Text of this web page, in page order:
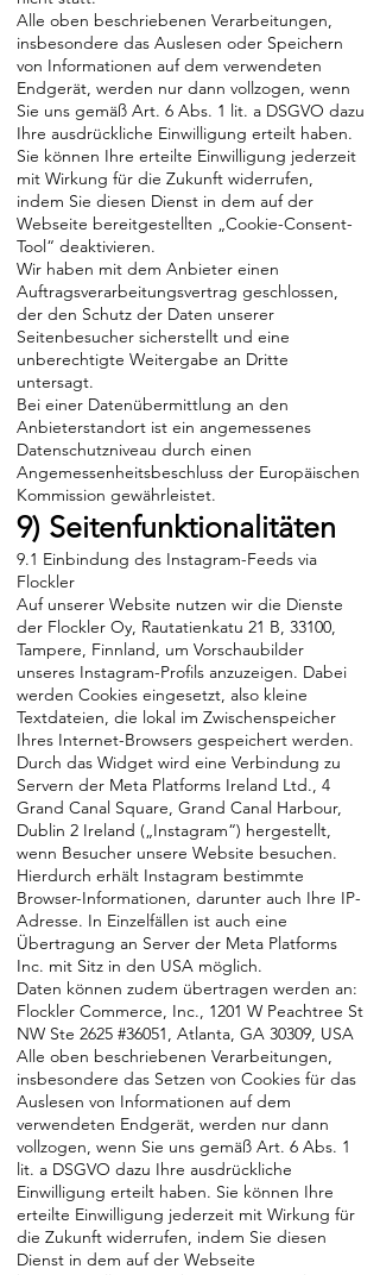
Alle oben beschriebenen Verarbeitungen,
insbesondere das Auslesen oder Speichern
von Informationen auf dem verwendeten
Endgerät, werden nur dann vollzogen, wenn
Sie uns gemäß Art. 6 Abs. 1 lit. a DSGVO dazu
Ihre ausdrückliche Einwilligung erteilt haben.
Sie können Ihre erteilte Einwilligung jederzeit
mit Wirkung für die Zukunft widerrufen,
indem Sie diesen Dienst in dem auf der
Webseite bereitgestellten „Cookie-Consent-
Tool“ deaktivieren.
Wir haben mit dem Anbieter einen
Auftragsverarbeitungsvertrag geschlossen,
der den Schutz der Daten unserer
Seitenbesucher sicherstellt und eine
unberechtigte Weitergabe an Dritte
untersagt.
Bei einer Datenübermittlung an den
Anbieterstandort ist ein angemessenes
Datenschutzniveau durch einen
Angemessenheitsbeschluss der Europäischen
Kommission gewährleistet.
9) Seitenfunktionalitäten
9.1 Einbindung des Instagram-Feeds via
Flockler
Auf unserer Website nutzen wir die Dienste
der Flockler Oy, Rautatienkatu 21 B, 33100,
Tampere, Finnland, um Vorschaubilder
unseres Instagram-Profils anzuzeigen. Dabei
werden Cookies eingesetzt, also kleine
Textdateien, die lokal im Zwischenspeicher
Ihres Internet-Browsers gespeichert werden.
Durch das Widget wird eine Verbindung zu
Servern der Meta Platforms Ireland Ltd., 4
Grand Canal Square, Grand Canal Harbour,
Dublin 2 Ireland („Instagram“) hergestellt,
wenn Besucher unsere Website besuchen.
Hierdurch erhält Instagram bestimmte
Browser-Informationen, darunter auch Ihre IP-
Adresse. In Einzelfällen ist auch eine
Übertragung an Server der Meta Platforms
Inc. mit Sitz in den USA möglich.
Daten können zudem übertragen werden an:
Flockler Commerce, Inc., 1201 W Peachtree St
NW Ste 2625 #36051, Atlanta, GA 30309, USA
Alle oben beschriebenen Verarbeitungen,
insbesondere das Setzen von Cookies für das
Auslesen von Informationen auf dem
verwendeten Endgerät, werden nur dann
vollzogen, wenn Sie uns gemäß Art. 6 Abs. 1
lit. a DSGVO dazu Ihre ausdrückliche
Einwilligung erteilt haben. Sie können Ihre
erteilte Einwilligung jederzeit mit Wirkung für
die Zukunft widerrufen, indem Sie diesen
Dienst in dem auf der Webseite